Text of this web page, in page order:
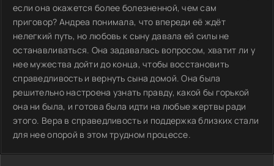
если она окажется более болезненной, чем сам
приговор? Андреа понимала, что впереди её ждёт
нелегкий путь, но любовь к сыну давала ей силы не
останавливаться. Она задавалась вопросом, хватит ли у
нее мужества дойти до конца, чтобы восстановить
справедливость и вернуть сына домой. Она была
решительно настроена узнать правду, какой бы горькой
она ни была, и готова была идти на любые жертвы ради
этого. Вера в справедливость и поддержка близких стали
для нее опорой в этом трудном процессе.